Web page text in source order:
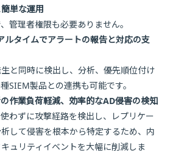
単な運用
管理者権限も必要ありません。
ルタイムでアラートの報告と対応の支
と同時に検出し、分析、優先順位付け
SIEM製品との連携も可能です。
作業負荷軽減、効率的なAD侵害の検知
わずに攻撃経路を検出し、レプリケー
して侵害を根本から特定するため、内
ュリティイベントを大幅に削減しま